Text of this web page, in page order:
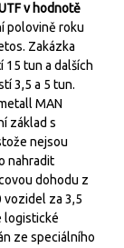
v hodnotě
polovině roku
Zakázka
tun a dalších
3,5 a 5 tun.
MAN
základ s
nejsou
nahradit
dohodu z
vozidel za 3,5
logistické
ze speciálního